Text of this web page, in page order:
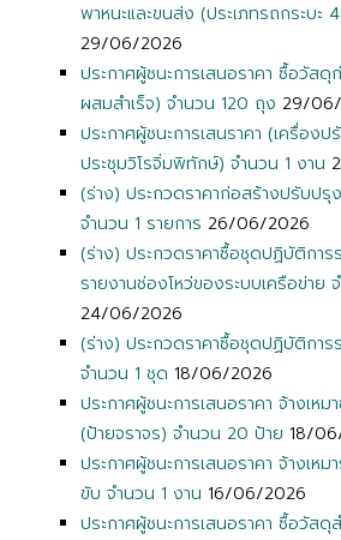
พาหนะและขนส่ง (ประเภทรถกระบะ
29/06/2026
ประกาศผู้ชนะการเสนอราคา ซื้อวัส
ผสมสำเร็จ) จำนวน 120 ถุง 29/
ประกาศผู้ชนะการเสนราคา (เครื่อง
ประชุมวิโรจิ่มพิทักษ์) จำนวน 1 งาน
(ร่าง) ประกวดราคาก่อสร้างปรับป
จำนวน 1 รายการ 26/06/2026
(ร่าง) ประกวดราคาซื้อชุดปฏิบัติการ
รายงานช่องโหว่ของระบบเครือข่าย
24/06/2026
(ร่าง) ประกวดราคาซื้อชุดปฏิบัติการ
จำนวน 1 ชุด 18/06/2026
ประกาศผู้ชนะการเสนอราคา จ้างเห
(ป้ายจราจร) จำนวน 20 ป้าย 18/
ประกาศผู้ชนะการเสนอราคา จ้างเห
ขับ จำนวน 1 งาน 16/06/2026
ประกาศผู้ชนะการเสนอราคา ซื้อวัส